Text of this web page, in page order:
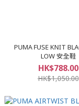
PUMA FUSE KNIT
LOW 安全鞋
HK$788.00
HK$1,050.00